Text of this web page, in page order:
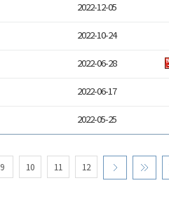
2022-12-05
2022-10-24
2022-06-28
2022-06-17
2022-05-25
9 10 11 12